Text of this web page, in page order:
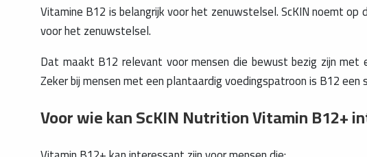
Vitamine B12 is belangrijk voor het zenuwstelsel. ScKIN noemt
voor het zenuwstelsel.
Dat maakt B12 relevant voor mensen die bewust bezig zijn met
Zeker bij mensen met een plantaardig voedingspatroon is B12
Voor wie kan ScKIN Nutrition Vitamin B12+